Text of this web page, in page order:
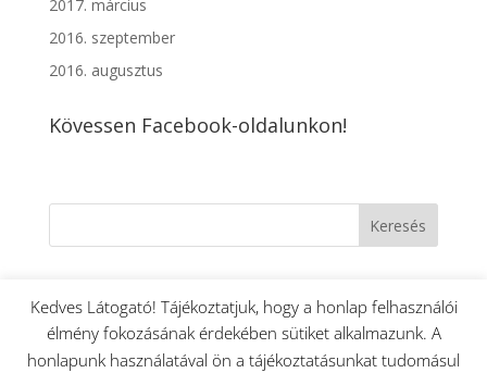
2017. március
2016. szeptember
2016. augusztus
Kövessen Facebook-oldalunkon!
Hírek Hirdetések Kapcsolat
Rólunk
Liturgikus rend
Közérdekű adatok
Kedves Látogató! Tájékoztatjuk, hogy a honlap felhasználói
élmény fokozásának érdekében sütiket alkalmazunk. A
honlapunk használatával ön a tájékoztatásunkat tudomásul